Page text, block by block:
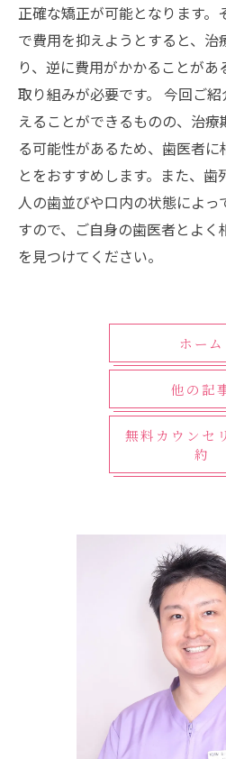
正確な矯正が可能となります。
で費用を抑えようとすると、治
り、逆に費用がかかることが
取り組みが必要です。 今回ご
えることができるものの、治
る可能性があるため、歯医者
とをおすすめします。また、
人の歯並びや口内の状態によ
すので、ご自身の歯医者とよ
を見つけてください。
ホーム
他の記
無料カウンセ
約